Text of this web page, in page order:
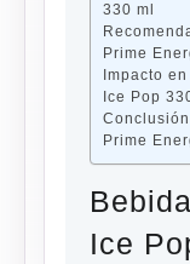
330 ml
Prime
Impacto
Ice Pop
Prime
Ice